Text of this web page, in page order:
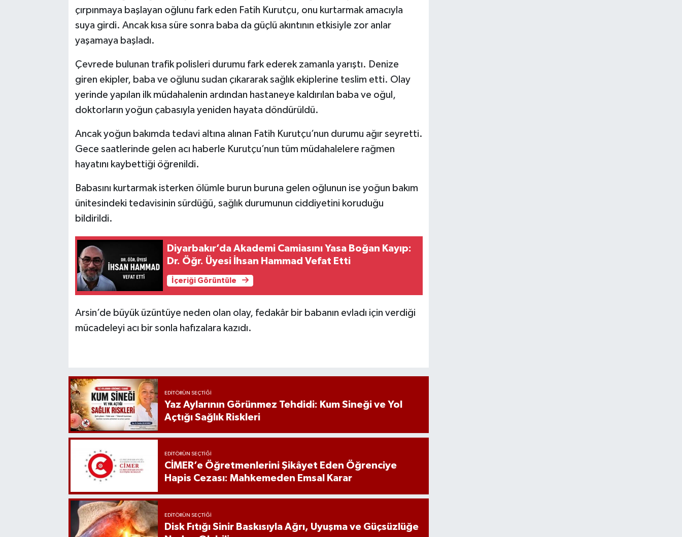
çırpınmaya başlayan oğlunu fark eden Fatih Kurutçu, onu kurtarmak amacıyla
suya girdi. Ancak kısa süre sonra baba da güçlü akıntının etkisiyle zor anlar
yaşamaya başladı.
Çevrede bulunan trafik polisleri durumu fark ederek zamanla yarıştı. Denize
giren ekipler, baba ve oğlunu sudan çıkararak sağlık ekiplerine teslim etti. Olay
yerinde yapılan ilk müdahalenin ardından hastaneye kaldırılan baba ve oğul,
doktorların yoğun çabasıyla yeniden hayata döndürüldü.
Ancak yoğun bakımda tedavi altına alınan Fatih Kurutçu’nun durumu ağır seyretti.
Gece saatlerinde gelen acı haberle Kurutçu’nun tüm müdahalelere rağmen
hayatını kaybettiği öğrenildi.
Babasını kurtarmak isterken ölümle burun buruna gelen oğlunun ise yoğun bakım
ünitesindeki tedavisinin sürdüğü, sağlık durumunun ciddiyetini koruduğu
bildirildi.
Diyarbakır’da Akademi Camiasını Yasa Boğan Kayıp:
Dr. Öğr. Üyesi İhsan Hammad Vefat Etti
İçeriği Görüntüle
Arsin’de büyük üzüntüye neden olan olay, fedakâr bir babanın evladı için verdiği
mücadeleyi acı bir sonla hafızalara kazıdı.
EDITÖRÜN SEÇTIĞI
Yaz Aylarının Görünmez Tehdidi: Kum Sineği ve Yol
Açtığı Sağlık Riskleri
EDITÖRÜN SEÇTIĞI
CİMER’e Öğretmenlerini Şikâyet Eden Öğrenciye
Hapis Cezası: Mahkemeden Emsal Karar
EDITÖRÜN SEÇTIĞI
Disk Fıtığı Sinir Baskısıyla Ağrı, Uyuşma ve Güçsüzlüğe